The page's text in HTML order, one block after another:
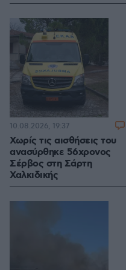
Χωρίς τις αισθήσεις του
ανασύρθηκε 56χρονος
Σέρβος στη Σάρτη
Χαλκιδικής
10.08.2026, 19:37